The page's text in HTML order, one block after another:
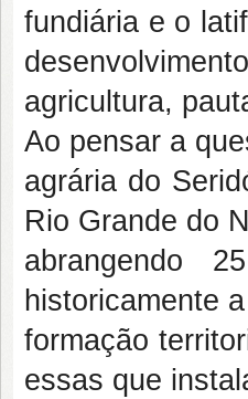
fundiária e o
agricultura,
Ao pensar a
agrária do
Rio Grande do
abrangendo
historicamente
formação
essas que